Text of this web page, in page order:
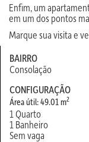
Enfim, um
em um dos pontos
Marque sua visita e
BAIRRO
Consolação
CONFIGURAÇÃO
Área útil: 49.01 m2
1 Quarto
1 Banheiro
Sem vaga